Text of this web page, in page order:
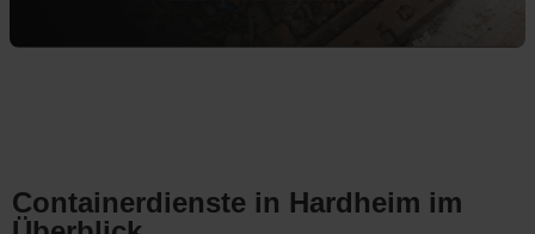
Containerdienste in Hardheim im